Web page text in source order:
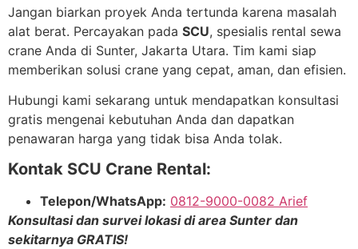
Jangan biarkan proyek Anda tertunda karena masalah
alat berat. Percayakan pada SCU, spesialis rental sewa
crane Anda di Sunter, Jakarta Utara. Tim kami siap
memberikan solusi crane yang cepat, aman, dan efisien.
Hubungi kami sekarang untuk mendapatkan konsultasi
gratis mengenai kebutuhan Anda dan dapatkan
penawaran harga yang tidak bisa Anda tolak.
Kontak SCU Crane Rental:
Telepon/WhatsApp: 0812-9000-0082 Arief
Konsultasi dan survei lokasi di area Sunter dan
sekitarnya GRATIS!